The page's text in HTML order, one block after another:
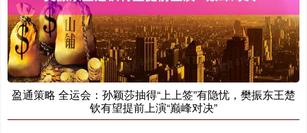
盈通策略 全运会：孙颖莎抽得“上上签”有隐忧，樊振东王楚
钦有望提前上演“巅峰对决”